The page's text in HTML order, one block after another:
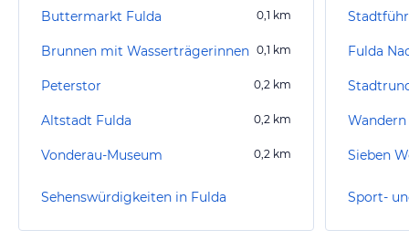
Buttermarkt Fulda 0,1 km
Brunnen mit Wasserträgerinnen 0,1 km
Peterstor 0,2 km
Altstadt Fulda 0,2 km
Vonderau-Museum 0,2 km
Sehenswürdigkeiten in Fulda
Fulda
Sieben
Sport-